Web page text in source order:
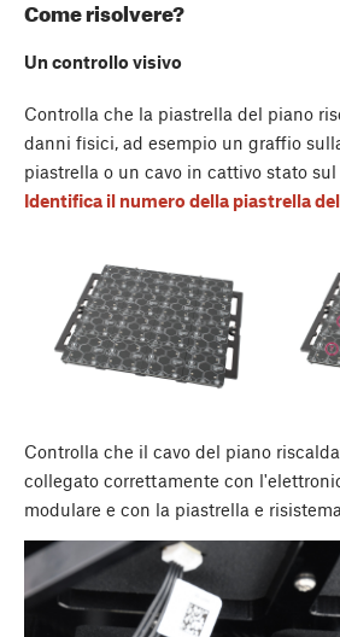
Come risolvere?
Un controllo visivo
Controlla che la piastrella del piano
danni fisici, ad esempio un graffio
piastrella o un cavo in cattivo stato
Identifica il numero della piastrella
Controlla che il cavo del piano
collegato correttamente con
modulare e con la piastrella e